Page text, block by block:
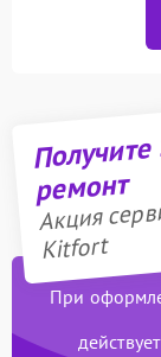
ремонт
Акция
Kitfort
При